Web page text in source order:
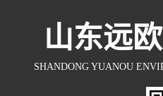
山东远
SHANDONG YUANOU